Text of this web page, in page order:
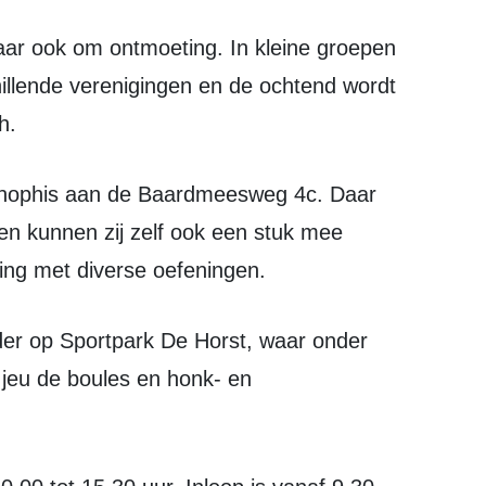
verenigingen en de ochtend wordt
kunnen zij zelf ook een stuk mee
met diverse oefeningen.
de boules en honk- en